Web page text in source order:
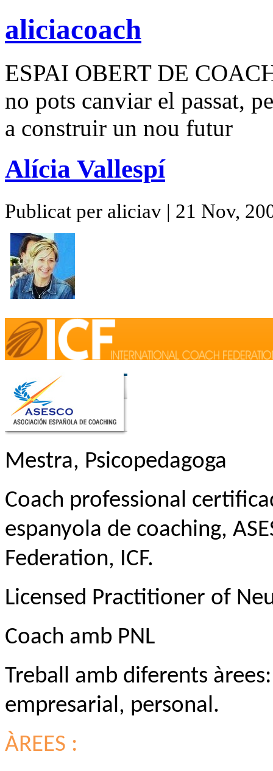
aliciacoach
ESPAI OBERT DE
no pots canviar el passat,
a construir un nou futur
Alícia Vallespí
Publicat per aliciav | 21 Nov,
Mestra, Psicopedagoga
Coach professional
espanyola de coaching,
Federation, ICF.
Licensed Practitioner of
Coach amb PNL
Treball amb diferents
empresarial, personal.
ÀREES :